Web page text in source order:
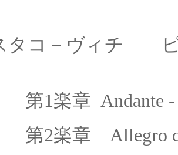
タコ－ヴィチ
第1楽章 Andante
楽章 Allegro